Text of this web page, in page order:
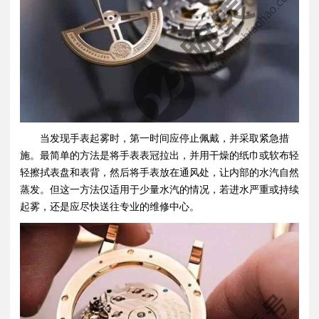
当发现手表起雾时，第一时间应停止佩戴，并采取紧急措
施。最简单的方法是将手表表冠拉出，并用干燥的纸巾或软布轻
轻擦拭表盘和表背，然后将手表放在通风处，让内部的水汽自然
蒸发。但这一方法仅适用于少量水汽的情况，若进水严重或持续
起雾，还是应尽快送往专业的维修中心。